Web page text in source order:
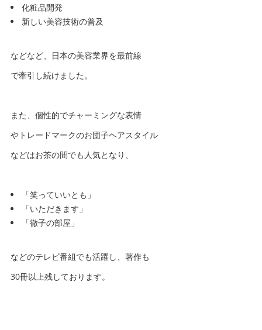
化粧品開発
新しい美容技術の普及
などなど、日本の美容業界を最前線
で牽引し続けました。
また、個性的でチャーミングな表情
やトレードマークのお団子ヘアスタイル
などはお茶の間でも人気となり、
「笑っていいとも」
「いただきます」
「徹子の部屋」
などのテレビ番組でも活躍し、著作も
30冊以上残しております。